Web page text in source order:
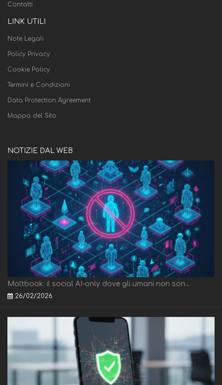
Contatti
LINK UTILI
Note Legali
Policy Privacy
Cookie Policy
Termini e Condizioni
Data Protection Agreement
Mappa del Sito
NOTIZIE DAL WEB
Moltbook: il social AI-only dove gli umani non son...
26/02/2026